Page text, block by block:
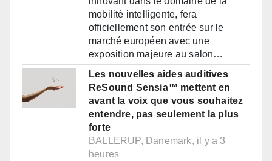
mobilité intelligente, fera
officiellement son entrée sur le
marché européen avec une
exposition majeure au salon…
Les nouvelles aides auditives
ReSound Sensia™ mettent en
avant la voix que vous souhaitez
entendre, pas seulement la plus
forte
BALLERUP, Danemark, il y a 3
heures